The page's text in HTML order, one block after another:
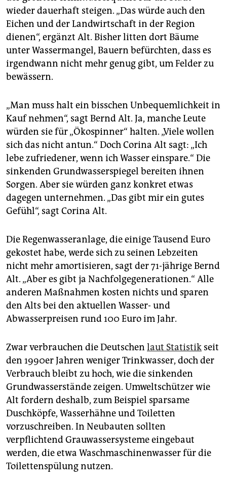
wieder dauerhaft steigen. „Das würde auch den
Eichen und der Landwirtschaft in der Region
dienen“, ergänzt Alt. Bisher litten dort Bäume
unter Wassermangel, Bauern befürchten, dass es
irgendwann nicht mehr genug gibt, um Felder zu
bewässern.
„Man muss halt ein bisschen Unbequemlichkeit in
Kauf nehmen“, sagt Bernd Alt. Ja, manche Leute
würden sie für „Ökospinner“ halten. „Viele wollen
sich das nicht antun.“ Doch ­Corina Alt sagt: „Ich
lebe zufriedener, wenn ich Wasser einspare.“ Die
sinkenden Grundwasserspiegel bereiten ihnen
Sorgen. Aber sie würden ganz konkret etwas
dagegen unternehmen. „Das gibt mir ein gutes
Gefühl“, sagt Corina Alt.
Die Regenwasseranlage, die einige Tausend Euro
gekostet habe, werde sich zu seinen Lebzeiten
nicht mehr amortisieren, sagt der 71-jährige Bernd
Alt. „Aber es gibt ja Nachfolgegenerationen.“ Alle
anderen Maßnahmen kosten nichts und sparen
den Alts bei den aktuellen Wasser- und
Abwasserpreisen rund 100 Euro im Jahr.
Zwar verbrauchen die Deutschen laut Statistik seit
den 1990er Jahren weniger Trinkwasser, doch der
Verbrauch bleibt zu hoch, wie die sinkenden
Grundwasserstände zeigen. Umweltschützer wie
Alt fordern deshalb, zum Beispiel sparsame
Duschköpfe, Wasserhähne und Toiletten
vorzuschreiben. In Neubauten sollten
verpflichtend Grauwassersysteme eingebaut
werden, die etwa Waschmaschinenwasser für die
Toilettenspülung nutzen.